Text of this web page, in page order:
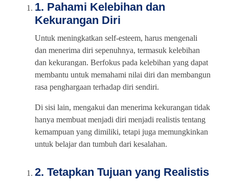
1. Pahami Kelebihan dan
Kekurangan Diri
Untuk meningkatkan self-esteem, harus mengenali
dan menerima diri sepenuhnya, termasuk kelebihan
dan kekurangan. Berfokus pada kelebihan yang dapat
membantu untuk memahami nilai diri dan membangun
rasa penghargaan terhadap diri sendiri.
Di sisi lain, mengakui dan menerima kekurangan tidak
hanya membuat menjadi diri menjadi realistis tentang
kemampuan yang dimiliki, tetapi juga memungkinkan
untuk belajar dan tumbuh dari kesalahan.
2. Tetapkan Tujuan yang Realistis